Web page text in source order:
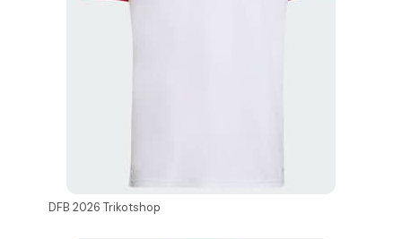
DFB 2026 Trikotshop